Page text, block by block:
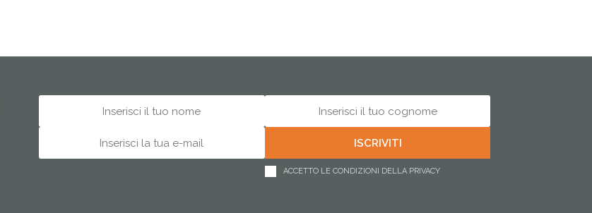
ACCETTO LE CONDIZIONI DELLA PRIVACY